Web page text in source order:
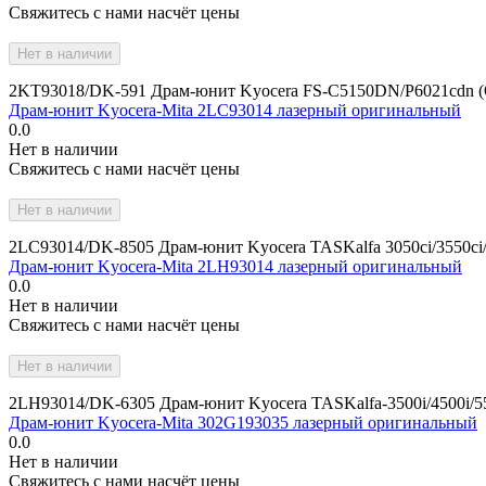
Свяжитесь с нами насчёт цены
Нет в наличии
2KT93018/DK-591 Драм-юнит Kyocera FS-C5150DN/P6021cdn
Драм-юнит Kyocera-Mita 2LC93014 лазерный оригинальный
0.0
Нет в наличии
Свяжитесь с нами насчёт цены
Нет в наличии
2LC93014/DK-8505 Драм-юнит Kyocera TASKalfa 3050ci/
Драм-юнит Kyocera-Mita 2LH93014 лазерный оригинальный
0.0
Нет в наличии
Свяжитесь с нами насчёт цены
Нет в наличии
2LH93014/DK-6305 Драм-юнит Kyocera TASKalfa-3500i/4500i/
Драм-юнит Kyocera-Mita 302G193035 лазерный оригинальный
0.0
Нет в наличии
Свяжитесь с нами насчёт цены